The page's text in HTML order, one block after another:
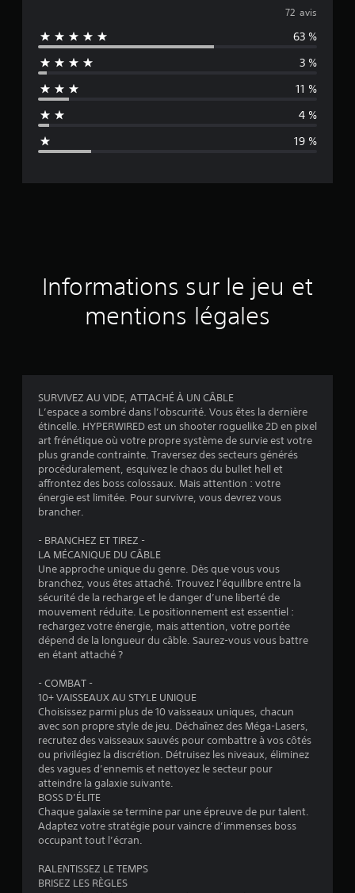
o
y
e
n
d
a
:
3
é
t
l
e
s
u
72 avis
63 %
3 %
11 %
4 %
19 %
Informations sur le jeu et
mentions légales
SURVIVEZ AU VIDE, ATTACHÉ À UN CÂBLE
L’espace a sombré dans l’obscurité. Vous êtes la dernière
étincelle. HYPERWIRED est un shooter roguelike 2D en pixel
art frénétique où votre propre système de survie est votre
plus grande contrainte. Traversez des secteurs générés
procéduralement, esquivez le chaos du bullet hell et
affrontez des boss colossaux. Mais attention : votre
énergie est limitée. Pour survivre, vous devrez vous
brancher.
- BRANCHEZ ET TIREZ -
LA MÉCANIQUE DU CÂBLE
Une approche unique du genre. Dès que vous vous
branchez, vous êtes attaché. Trouvez l’équilibre entre la
sécurité de la recharge et le danger d’une liberté de
mouvement réduite. Le positionnement est essentiel :
rechargez votre énergie, mais attention, votre portée
dépend de la longueur du câble. Saurez-vous vous battre
en étant attaché ?
- COMBAT -
10+ VAISSEAUX AU STYLE UNIQUE
Choisissez parmi plus de 10 vaisseaux uniques, chacun
avec son propre style de jeu. Déchaînez des Méga-Lasers,
recrutez des vaisseaux sauvés pour combattre à vos côtés
ou privilégiez la discrétion. Détruisez les niveaux, éliminez
des vagues d’ennemis et nettoyez le secteur pour
atteindre la galaxie suivante.
BOSS D’ÉLITE
Chaque galaxie se termine par une épreuve de pur talent.
Adaptez votre stratégie pour vaincre d’immenses boss
occupant tout l’écran.
RALENTISSEZ LE TEMPS
BRISEZ LES RÈGLES